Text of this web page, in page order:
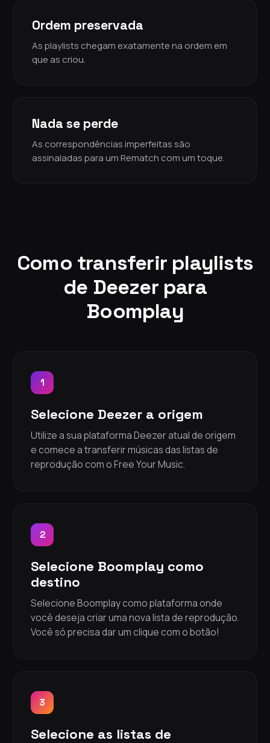
Ordem preservada
As playlists chegam exatamente na ordem em
que as criou.
Nada se perde
As correspondências imperfeitas são
assinaladas para um Rematch com um toque.
Como transferir playlists
de Deezer para
Boomplay
1
Selecione Deezer a origem
Utilize a sua plataforma Deezer atual de origem
e comece a transferir músicas das listas de
reprodução com o Free Your Music.
2
Selecione Boomplay como
destino
Selecione Boomplay como plataforma onde
você deseja criar uma nova lista de reprodução.
Você só precisa dar um clique com o botão!
3
Selecione as listas de